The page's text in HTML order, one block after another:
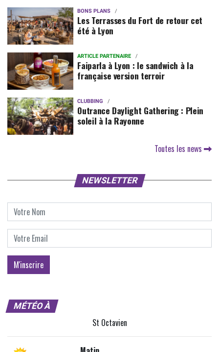
BONS PLANS
Les Terrasses du Fort de retour cet
été à Lyon
ARTICLE PARTENAIRE
Faiparla à Lyon : le sandwich à la
française version terroir
CLUBBING
Outrance Daylight Gathering : Plein
soleil à la Rayonne
Toutes les news
NEWSLETTER
MÉTÉO À
St Octavien